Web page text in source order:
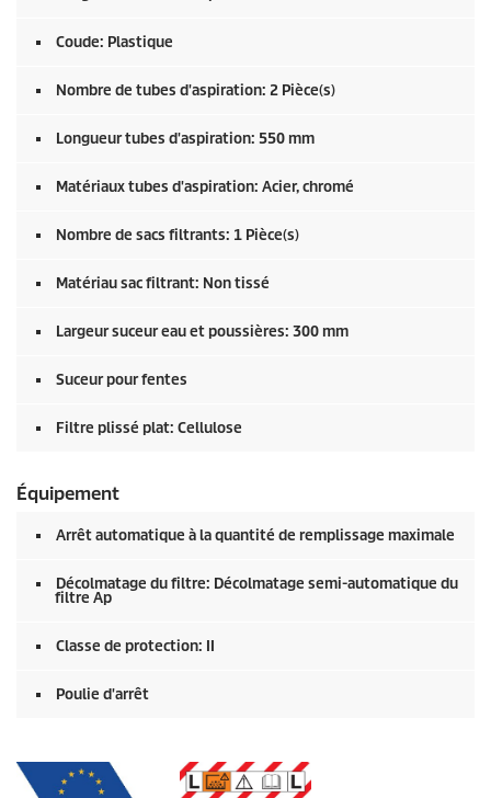
Coude: Plastique
Nombre de tubes d'aspiration: 2 Pièce(s)
Longueur tubes d'aspiration: 550 mm
Matériaux tubes d'aspiration: Acier, chromé
Nombre de sacs filtrants: 1 Pièce(s)
Matériau sac filtrant: Non tissé
Largeur suceur eau et poussières: 300 mm
Suceur pour fentes
Filtre plissé plat: Cellulose
Équipement
Arrêt automatique à la quantité de remplissage maximale
Décolmatage du filtre: Décolmatage semi-automatique du
filtre Ap
Classe de protection: II
Poulie d'arrêt